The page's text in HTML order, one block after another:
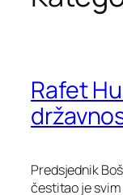
Rafet
Predsjednik
čestitao je svim